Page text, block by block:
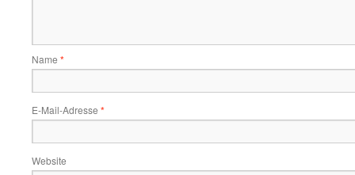
Name *
E-Mail-Adresse *
Website